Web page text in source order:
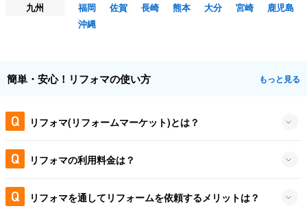
九州
福岡 佐賀 長崎 熊本 大分 宮崎
鹿児島
沖縄
簡単・安心！リフォマの使い方 もっと見る
リフォマ(リフォームマーケット)とは？
リフォマの利用料金は？
リフォマを通してリフォームを依頼するメリットは？